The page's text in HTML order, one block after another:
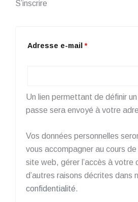
S’inscrire
Adresse e-mail*
Un lien permettant de définir
passe sera envoyé à votre
Vos données personnelles
vous accompagner au cours
site web, gérer l’accès à votre
d’autres raisons décrites dans
confidentialité.